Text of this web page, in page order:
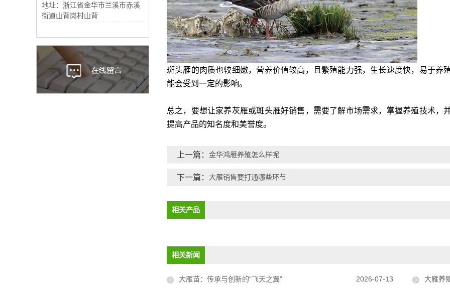
地址：浙江省金华市兰溪市赤溪
街道山背岗村山背
斑头雁的肉质也较细嫩，营养价值较高，且繁殖能力强，生长速度快，易于养
能会受到一定的影响。
总之，要想让家养灰雁或斑头雁好销售，需要了解市场需求，掌握养殖技术，
提高产品的知名度和美誉度。
上一篇： 金华鸿雁养殖怎么样呢
下一篇： 大雁销售要打通哪些环节
相关产品
相关新闻
大雁苗：传承与创新的“飞天之翼” 2026-07-13 大雁养